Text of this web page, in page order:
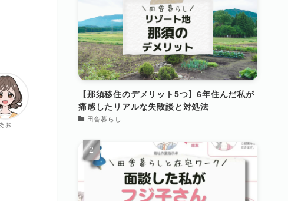
あお
【那須移住のデメリット5つ】6年住んだ私が
痛感したリアルな失敗談と対処法
田舎暮らし